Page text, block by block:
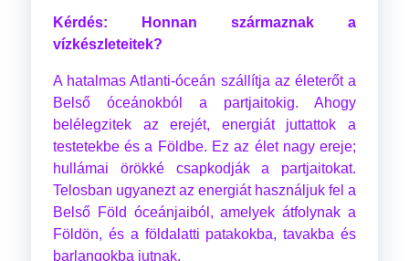
Kérdés: Honnan származnak a
vízkészleteitek?
A hatalmas Atlanti-óceán szállítja az életerőt a
Belső óceánokból a partjaitokig. Ahogy
belélegzitek az erejét, energiát juttattok a
testetekbe és a Földbe. Ez az élet nagy ereje;
hullámai örökké csapkodják a partjaitokat.
Telosban ugyanezt az energiát használjuk fel a
Belső Föld óceánjaiból, amelyek átfolynak a
Földön, és a földalatti patakokba, tavakba és
barlangokba jutnak.